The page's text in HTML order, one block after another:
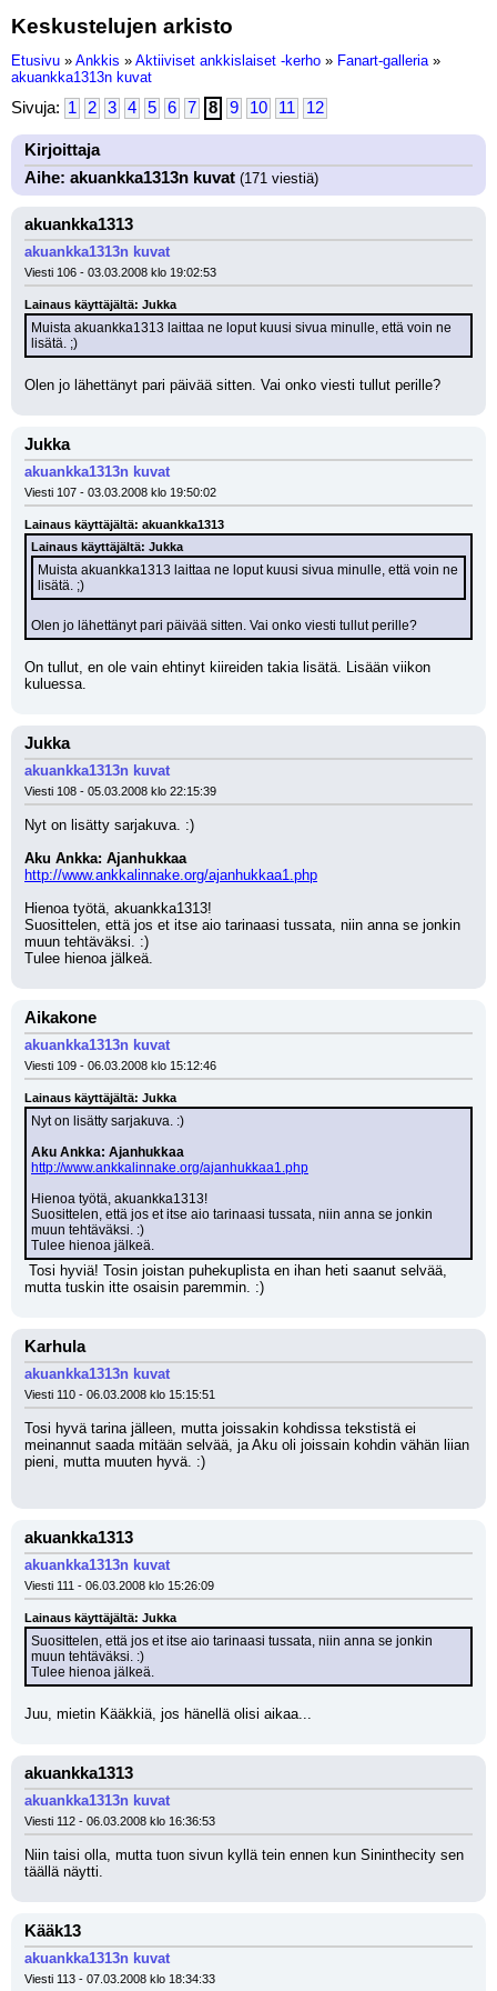
Keskustelujen arkisto
Etusivu » Ankkis » Aktiiviset ankkislaiset -kerho » Fanart-galleria »
akuankka1313n kuvat
Sivuja: 1 2 3 4 5 6 7 8 9 10 11 12
Kirjoittaja
Aihe: akuankka1313n kuvat (171 viestiä)
akuankka1313
akuankka1313n kuvat
Viesti 106 - 03.03.2008 klo 19:02:53
Lainaus käyttäjältä: Jukka
Muista akuankka1313 laittaa ne loput kuusi sivua minulle, että voin ne
lisätä. ;)
Olen jo lähettänyt pari päivää sitten. Vai onko viesti tullut perille?
Jukka
akuankka1313n kuvat
Viesti 107 - 03.03.2008 klo 19:50:02
Lainaus käyttäjältä: akuankka1313
Lainaus käyttäjältä: Jukka
Muista akuankka1313 laittaa ne loput kuusi sivua minulle, että voin ne
lisätä. ;)
Olen jo lähettänyt pari päivää sitten. Vai onko viesti tullut perille?
On tullut, en ole vain ehtinyt kiireiden takia lisätä. Lisään viikon
kuluessa.
Jukka
akuankka1313n kuvat
Viesti 108 - 05.03.2008 klo 22:15:39
Nyt on lisätty sarjakuva. :)
Aku Ankka: Ajanhukkaa
http://www.ankkalinnake.org/ajanhukkaa1.php
Hienoa työtä, akuankka1313!
Suosittelen, että jos et itse aio tarinaasi tussata, niin anna se jonkin
muun tehtäväksi. :)
Tulee hienoa jälkeä.
Aikakone
akuankka1313n kuvat
Viesti 109 - 06.03.2008 klo 15:12:46
Lainaus käyttäjältä: Jukka
Nyt on lisätty sarjakuva. :)
Aku Ankka: Ajanhukkaa
http://www.ankkalinnake.org/ajanhukkaa1.php
Hienoa työtä, akuankka1313!
Suosittelen, että jos et itse aio tarinaasi tussata, niin anna se jonkin
muun tehtäväksi. :)
Tulee hienoa jälkeä.
mutta tuskin itte osaisin paremmin. :)
Karhula
akuankka1313n kuvat
Viesti 110 - 06.03.2008 klo 15:15:51
Tosi hyvä tarina jälleen, mutta joissakin kohdissa tekstistä ei
meinannut saada mitään selvää, ja Aku oli joissain kohdin vähän liian
pieni, mutta muuten hyvä. :)
akuankka1313
akuankka1313n kuvat
Viesti 111 - 06.03.2008 klo 15:26:09
Lainaus käyttäjältä: Jukka
Suosittelen, että jos et itse aio tarinaasi tussata, niin anna se jonkin
muun tehtäväksi. :)
Tulee hienoa jälkeä.
Juu, mietin Kääkkiä, jos hänellä olisi aikaa...
akuankka1313
akuankka1313n kuvat
Viesti 112 - 06.03.2008 klo 16:36:53
Niin taisi olla, mutta tuon sivun kyllä tein ennen kun Sininthecity sen
täällä näytti.
Kääk13
akuankka1313n kuvat
Viesti 113 - 07.03.2008 klo 18:34:33